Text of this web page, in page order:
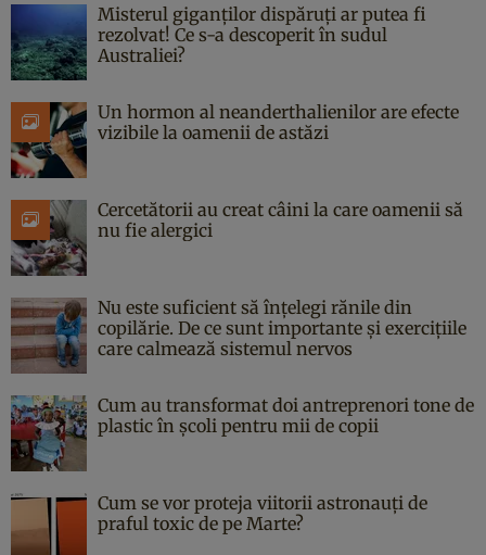
Misterul giganților dispăruți ar putea fi
rezolvat! Ce s-a descoperit în sudul
Australiei?
Un hormon al neanderthalienilor are efecte
vizibile la oamenii de astăzi
Cercetătorii au creat câini la care oamenii să
nu fie alergici
Nu este suficient să înțelegi rănile din
copilărie. De ce sunt importante și exercițiile
care calmează sistemul nervos
Cum au transformat doi antreprenori tone de
plastic în școli pentru mii de copii
Cum se vor proteja viitorii astronauți de
praful toxic de pe Marte?